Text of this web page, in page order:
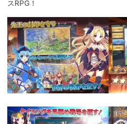
スRPG！